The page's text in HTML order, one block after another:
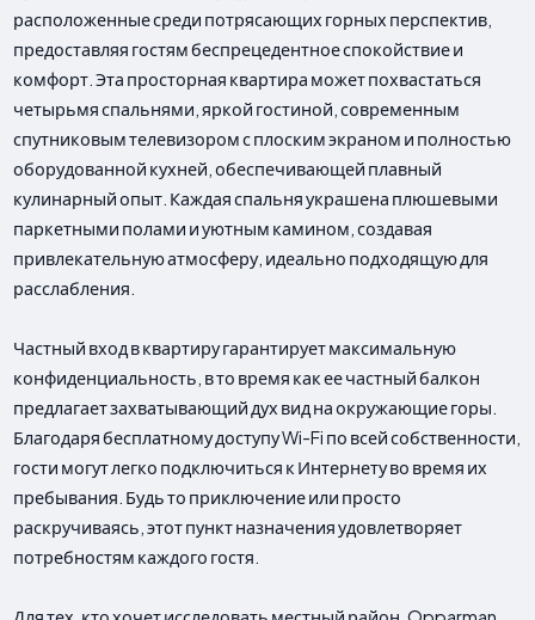
расположенные среди потрясающих горных перспектив,
предоставляя гостям беспрецедентное спокойствие и
комфорт. Эта просторная квартира может похвастаться
четырьмя спальнями, яркой гостиной, современным
спутниковым телевизором с плоским экраном и полностью
оборудованной кухней, обеспечивающей плавный
кулинарный опыт. Каждая спальня украшена плюшевыми
паркетными полами и уютным камином, создавая
привлекательную атмосферу, идеально подходящую для
расслабления.
Частный вход в квартиру гарантирует максимальную
конфиденциальность, в то время как ее частный балкон
предлагает захватывающий дух вид на окружающие горы.
Благодаря бесплатному доступу Wi-Fi по всей собственности,
гости могут легко подключиться к Интернету во время их
пребывания. Будь то приключение или просто
раскручиваясь, этот пункт назначения удовлетворяет
потребностям каждого гостя.